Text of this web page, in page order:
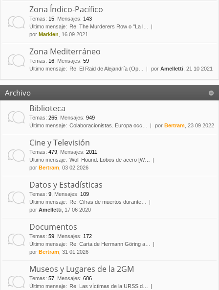
Zona Índico-Pacífico
Temas: 15 Mensajes: 143
Último mensaje:
Re: The Murderers Row o "La l…
por Marklen , 16 09 2021
Zona Mediterráneo
Temas: 16 Mensajes: 59
Último mensaje:
Re: El Raid de Alejandría (Op… por Amelletti , 21 10 2021
Archivo
Biblioteca
Temas: 265 Mensajes: 949
Último mensaje: Colaboracionistas. Europa occ… por Bertram , 23 09 2022
Cine y Televisión
Temas: 479 Mensajes: 2011
Último mensaje: Wolf Hound. Lobos de acero [W…
por Bertram , 03 02 2026
Datos y Estadísticas
Temas: 9 Mensajes: 109
Último mensaje:
Re: Cifras de muertos durante…
por Amelletti , 17 06 2020
Documentos
Temas: 59 Mensajes: 172
Último mensaje:
Re: Carta de Hermann Göring a…
por Bertram , 31 01 2026
Museos y Lugares de la 2GM
Temas: 57 Mensajes: 606
Último mensaje:
Re: Las víctimas de la URSS d…